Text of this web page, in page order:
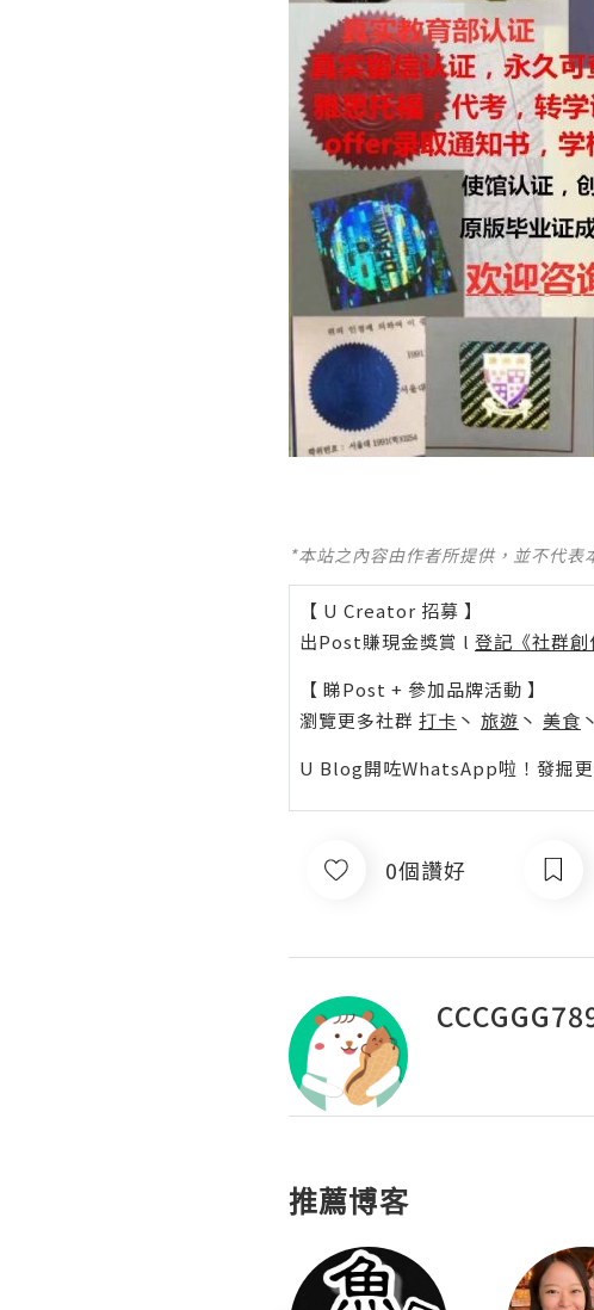
*本站之內容由作者所提供，並不代
【 U Creator 招募 】
出Post賺現金獎賞 l 登記《社群創
【 睇Post + 參加品牌活動 】
瀏覽更多社群 打卡 丶 旅遊 丶 美食 丶
U Blog開咗WhatsApp啦！發掘更
0個讚好
推薦博客